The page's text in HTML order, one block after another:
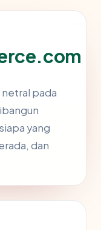
pada
yang
dan